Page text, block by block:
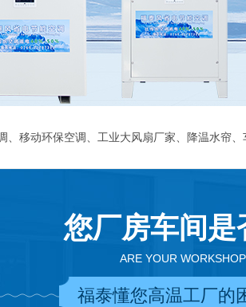
、移动环保空调、工业大风扇厂家、降温水帘
您厂房车间
ARE YOUR
福泰懂您高温工厂的